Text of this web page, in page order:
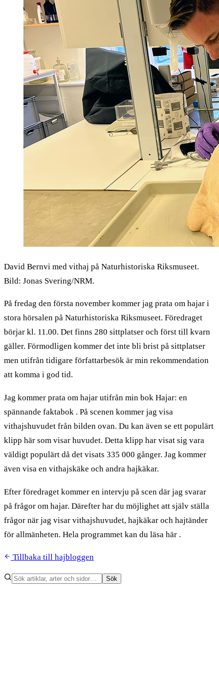
David Bernvi med vithaj på Naturhistoriska Riksmuseet.
Bild: Jonas Svering/NRM.
På fredag den första november kommer jag prata om hajar i
stora hörsalen på Naturhistoriska Riksmuseet. Föredraget
börjar kl. 11.00. Det finns 280 sittplatser och först till kvarn
gäller. Förmodligen kommer det inte bli brist på sittplatser
men utifrån tidigare författarbesök är min rekommendation
att komma i god tid.
Jag kommer prata om hajar utifrån min bok Hajar: en
spännande faktabok . På scenen kommer jag visa
vithajshuvudet från bilden ovan. Du kan även se ett populärt
klipp här som visar huvudet. Detta klipp har visat sig vara
väldigt populärt då det visats 335 000 gånger. Jag kommer
även visa en vithajskäke och andra hajkäkar.
Efter föredraget kommer en intervju på scen där jag svarar
på frågor om hajar. Därefter har du möjlighet att själv ställa
frågor när jag visar vithajshuvudet, hajkäkar och hajtänder
för allmänheten. Hela programmet kan du läsa här .
Tillbaka till hajbloggen
Sök